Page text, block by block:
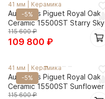
-5%
41 мм Керамика
Audemars Piguet Royal Oak
Ceramic 15500ST Starry Sky
115 600₽
109 800 ₽
-5%
41 мм Керамика
Audemars Piguet Royal Oak
Ceramic 15500ST Sunflower
115 600₽